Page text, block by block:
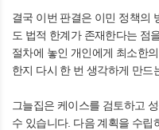
결국 이번 판결은 이민 정책의
도 법적 한계가 존재한다는 점
절차에 놓인 개인에게 최소한
한지 다시 한 번 생각하게 만드
그늘집은 케이스를 검토하고
수 있습니다. 다음 계획을 수립